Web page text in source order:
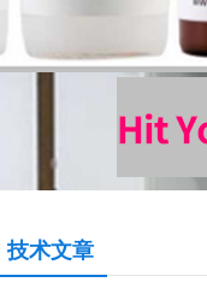
技术文章